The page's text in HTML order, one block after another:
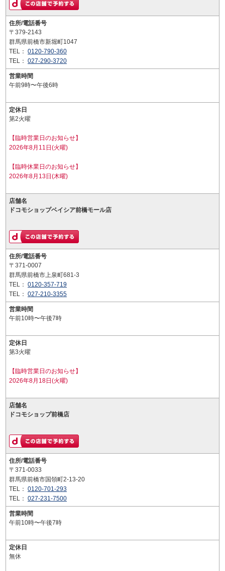
住所/電話番号
〒379-2143
群馬県前橋市新堀町1047
TEL： 0120-790-360
TEL： 027-290-3720
営業時間
午前9時〜午後6時
定休日
第2火曜
【臨時営業日のお知らせ】
2026年8月11日(火曜)
【臨時休業日のお知らせ】
2026年8月13日(木曜)
店舗名
ドコモショップベイシア前橋モール店
住所/電話番号
〒371-0007
群馬県前橋市上泉町681-3
TEL： 0120-357-719
TEL： 027-210-3355
営業時間
午前10時〜午後7時
定休日
第3火曜
【臨時営業日のお知らせ】
2026年8月18日(火曜)
店舗名
ドコモショップ前橋店
住所/電話番号
〒371-0033
群馬県前橋市国領町2-13-20
TEL： 0120-701-293
TEL： 027-231-7500
営業時間
午前10時〜午後7時
定休日
無休